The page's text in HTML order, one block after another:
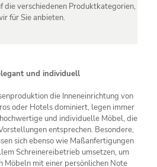
die verschiedenen Produktkategorien,
für Sie anbieten.
und individuell
die Inneneinrichtung von
oder Hotels dominiert, legen immer
und individuelle Möbel, die
entsprechen. Besondere,
sich ebenso wie Maßanfertigungen
Schreinereibetrieb umsetzen, um
Möbeln mit einer persönlichen Note